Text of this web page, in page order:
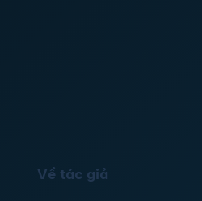
Về tác giả